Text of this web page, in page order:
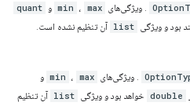
. ویژگی‌های min ، max و quant
بود و ویژگی list آن تنظیم نشده است.
. ویژگی‌های min ، max و
double خواهد بود و ویژگی list آن تنظیم